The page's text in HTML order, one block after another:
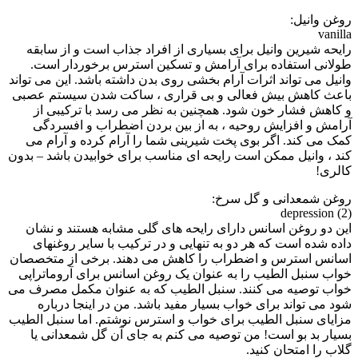
روغن وانیل:
vanilla
رایحه شیرین وانیل برای بسیاری از افراد جذاب است و از سابقه
طولانی استفاده برای آرامش و تسکین استرس برخوردار است.
وانیل می تواند اثرات آرام بخشی روی بدن داشته باشد. این می تواند
باعث کاهش بیش فعالی و بی قراری ، ساکت شدن سیستم عصبی
و کاهش فشار خون شود. همچنین به نظر می رسد با ترکیبی از
آرامش و افزایش روحیه ، به از بین بردن اضطراب و افسردگی
کمک می کند. اگر بوی پخت شیرینی شما را آرام کرده و آرام می
کند ، وانیل ممکن است رایحه ای مناسب برای خوابیدن باشد – بدون
کالری!
روغن شمعدانی و گل سرخ:
depression (2)
این دو روغن اسانس دارای رایحه های گلی مشابه هستند و نشان
داده شده است که هر دو به تنهایی و در ترکیب با سایر روغنهای
اسانس استرس و اضطراب را کاهش می دهند. برخی از متخصصان
خواب سنبل الطیب را به عنوان یک روغن اسانس برای آروماتراپی
خواب توصیه می کنند. سنبل الطیب که به عنوان مکمل مصرف می
شود می تواند برای خواب بسیار مفید باشد. من در اینجا درباره
مزایای سنبل الطیب برای خواب و استرس نوشتم. اما سنبل الطیب
بسیار بد بو است! من توصیه می کنم به جای آن گل شمعدانی یا
گلاب را امتحان کنید.